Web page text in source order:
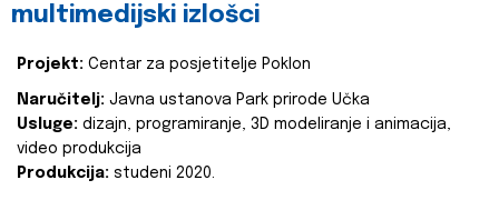
multimedijski izlošci
Projekt: Centar za posjetitelje Poklon
Naručitelj: Javna ustanova Park prirode Učka
Usluge: dizajn, programiranje, 3D modeliranje i animacija,
video produkcija
Produkcija: studeni 2020.